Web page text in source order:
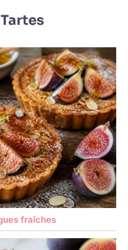
fraîches